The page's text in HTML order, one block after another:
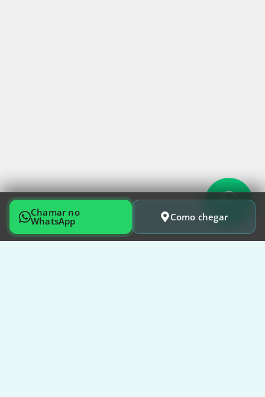
Chamar no
WhatsApp Como chegar